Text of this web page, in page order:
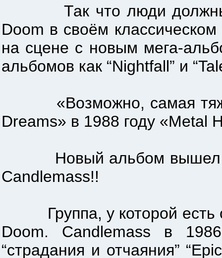
Так что люди должны
Doom в своём
на сцене с новым мега-
альбомов как “Nightfall” и
«Возможно, самая
Dreams» в 1988 году «Metal
Новый альбом вышел в
Сandlemass!!
Группа, у которой есть
Doom. Сandlemass в
“страдания и отчаяния”